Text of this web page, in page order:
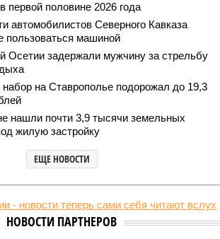
первой половине 2026 года
автомобилистов Северного Кавказа
пользоваться машиной
Осетии задержали мужчину за стрельбу
на Ставрополье подорожал до 19,3
нашли почти 3,9 тысячи земельных
жилую застройку
ЕЩЕ НОВОСТИ
НОВОСТИ ПАРТНЕРОВ